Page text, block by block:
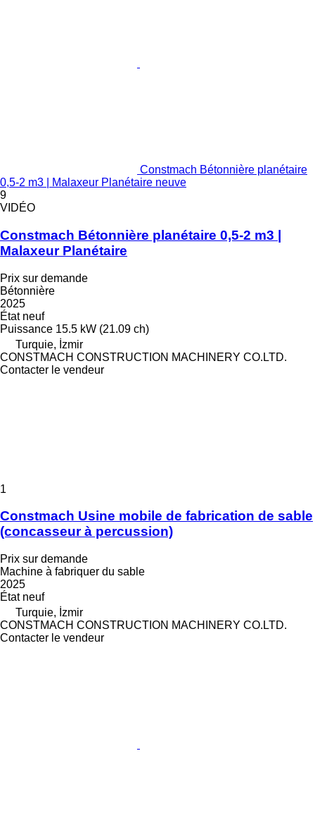
Constmach Bétonnière planétaire
0,5-2 m3 | Malaxeur Planétaire neuve
9
VIDÉO
Constmach Bétonnière planétaire 0,5-2 m3 |
Malaxeur Planétaire
Prix sur demande
Bétonnière
2025
État neuf
Puissance 15.5 kW (21.09 ch)
Turquie, İzmir
CONSTMACH CONSTRUCTION MACHINERY CO.LTD.
Contacter le vendeur
1
Constmach Usine mobile de fabrication de sable
(concasseur à percussion)
Prix sur demande
Machine à fabriquer du sable
2025
État neuf
Turquie, İzmir
CONSTMACH CONSTRUCTION MACHINERY CO.LTD.
Contacter le vendeur